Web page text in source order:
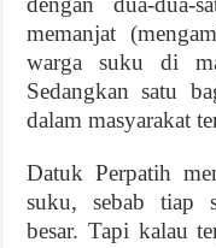
memanjat
warga suku di
Sedangkan satu
dalam masyarakat
Datuk Perpatih
suku, sebab tiap
besar. Tapi kalau